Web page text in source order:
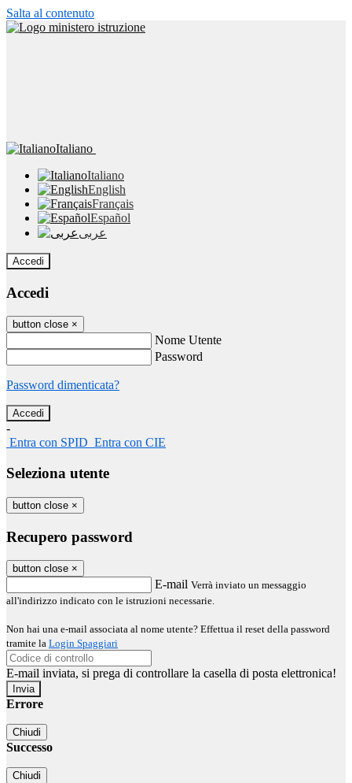
Salta al contenuto
Italiano
Italiano
English
Français
Español
عربى
Accedi
Accedi
button close ×
Nome Utente
Password
Password dimenticata?
-
Entra con SPID Entra con CIE
Seleziona utente
button close ×
Recupero password
button close ×
E-mail Verrà inviato un messaggio
all'indirizzo indicato con le istruzioni necessarie.
Non hai una e-mail associata al nome utente? Effettua il reset della password
tramite la Login Spaggiari
E-mail inviata, si prega di controllare la casella di posta elettronica!
Errore
Chiudi
Successo
Chiudi